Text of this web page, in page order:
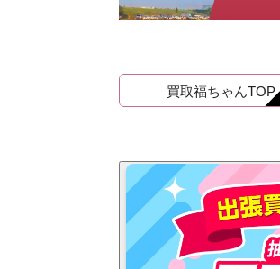
骨董品 お酒
買取福ちゃんTOP